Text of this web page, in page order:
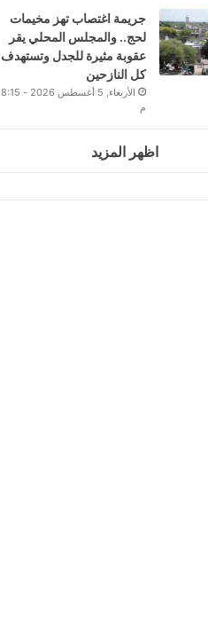
جريمة اغتصاب تهز مخيمات
لحج.. والمجلس المحلي يقر
عقوبة مثيرة للجدل وتستهدف
كل النازحين
الأربعاء, 5 أغسطس 2026 - 8:15
م
اظهر المزيد